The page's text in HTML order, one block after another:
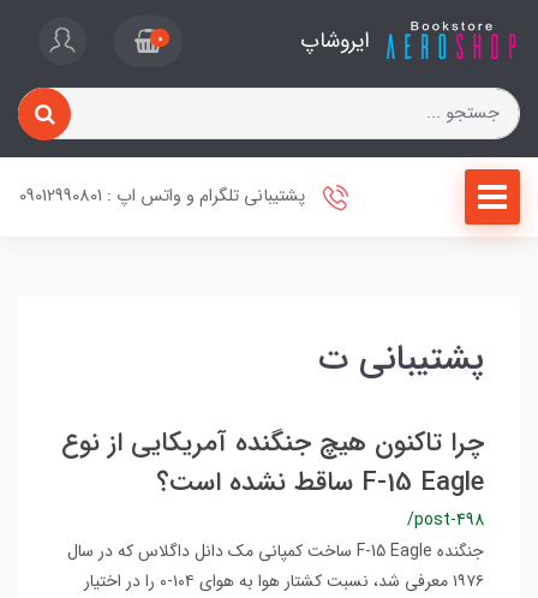
ایروشاپ 0
پشتیبانی تلگرام و واتس اپ : 09012990801
پشتیبانی ت
چرا تاکنون هیچ جنگنده آمریکایی از نوع
F-15 Eagle ساقط نشده است؟
/post-498
جنگنده F-15 Eagle ساخت کمپانی مک دانل داگلاس که در سال
۱۹۷۶ معرفی شد، نسبت کشتار هوا به هوای ۱۰۴-۰ را در اختیار